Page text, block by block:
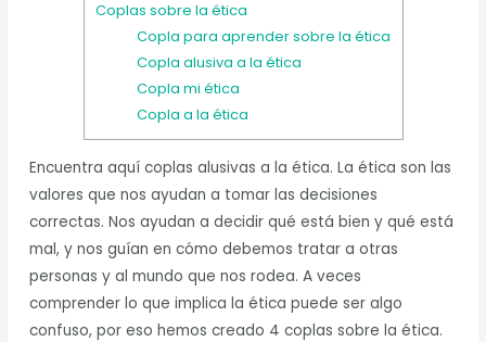
Coplas sobre la ética
Copla para aprender sobre la ética
Copla alusiva a la ética
Copla mi ética
Copla a la ética
Encuentra aquí coplas alusivas a la ética. La ética son las
valores que nos ayudan a tomar las decisiones
correctas. Nos ayudan a decidir qué está bien y qué está
mal, y nos guían en cómo debemos tratar a otras
personas y al mundo que nos rodea. A veces
comprender lo que implica la ética puede ser algo
confuso, por eso hemos creado 4 coplas sobre la ética.